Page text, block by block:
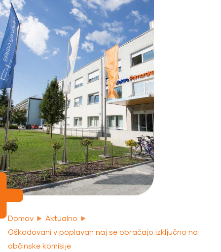
Domov
Aktualno
Oškodovani v poplavah naj se obračajo izključno na
občinske komisije